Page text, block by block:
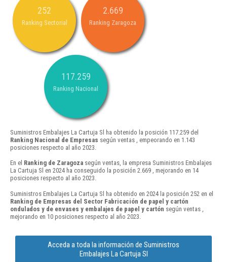
252
Ranking Sectorial
2.669
Ranking Zaragoza
117.259
Ranking Nacional
Suministros Embalajes La Cartuja Sl ha obtenido la posición 117.259 del
Ranking Nacional de Empresas según ventas , empeorando en 1.143
posiciones respecto al año 2023.
En el Ranking de Zaragoza según ventas, la empresa Suministros Embalajes
La Cartuja Sl en 2024 ha conseguido la posición 2.669 , mejorando en 14
posiciones respecto al año 2023.
Suministros Embalajes La Cartuja Sl ha obtenido en 2024 la posición 252 en el
Ranking de Empresas del Sector Fabricación de papel y cartón
ondulados y de envases y embalajes de papel y cartón según ventas ,
mejorando en 10 posiciones respecto al año 2023.
Acceda a toda la información de Suministros
Embalajes La Cartuja Sl